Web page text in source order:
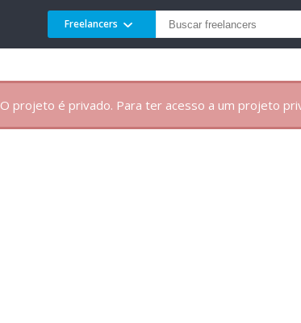
Freelancers
O projeto é privado. Para ter acesso a um projeto